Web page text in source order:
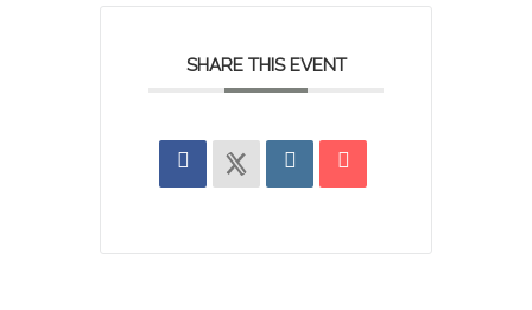
SHARE THIS EVENT